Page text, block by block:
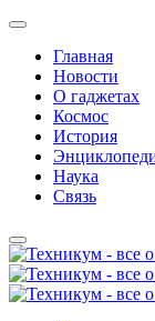
Главная
Новости
О гаджетах
Космос
История
Наука
Связь